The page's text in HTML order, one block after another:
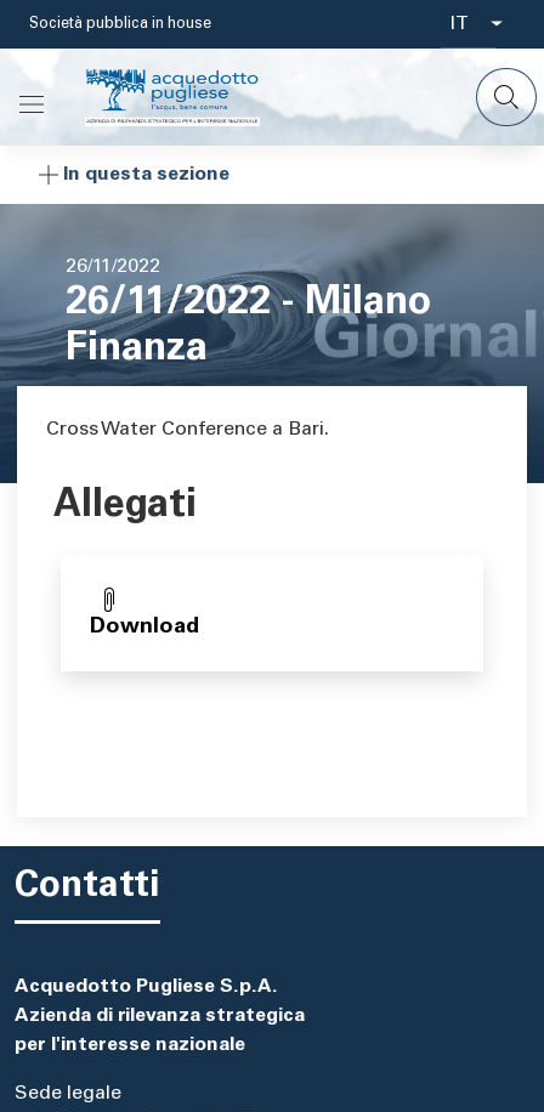
Salta
contenuto
principale
Società pubblica in house
Select
your
IT
In questa sezione
Data
di
pubblicazione
26/11/2022
26/11/2022 - Milano
Finanza
Area di testo
Cross Water Conference a Bari.
Allegati
Download
Contatti
Acquedotto Pugliese S.p.A.
Azienda di rilevanza strategica
per l'interesse nazionale
Sede legale